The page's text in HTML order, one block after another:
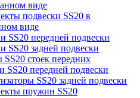
виде
подвески SS20 в
виде
SS20 передней подвески
SS20 задней подвески
стоек передних
SS20 передней подвески
SS20 задней подвески
пружин SS20